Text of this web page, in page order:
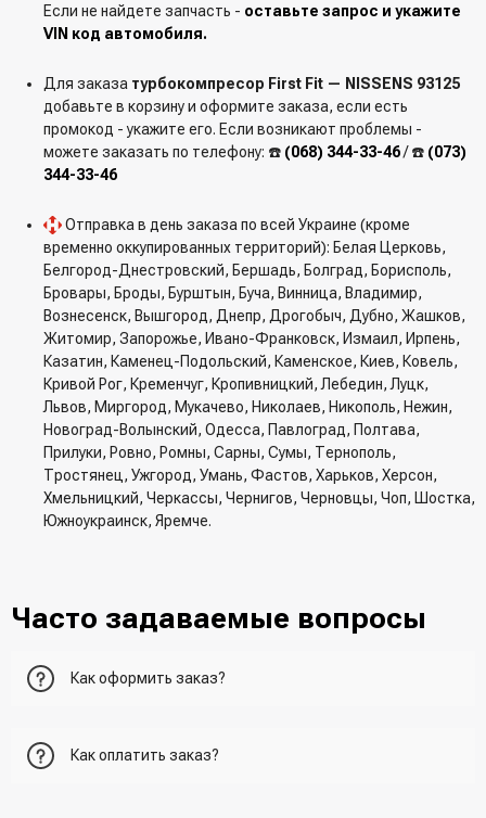
Если не найдете запчасть - оставьте запрос и укажите
VIN код автомобиля.
Для заказа турбокомпресор First Fit — NISSENS 93125
добавьте в корзину и оформите заказа, если есть
промокод - укажите его. Если возникают проблемы -
можете заказать по телефону: ☎️ (068) 344-33-46/ ☎️ (073)
344-33-46
Отправка в день заказа по всей Украине (кроме
временно оккупированных территорий): Белая Церковь,
Белгород-Днестровский, Бершадь, Болград, Борисполь,
Бровары, Броды, Бурштын, Буча, Винница, Владимир,
Вознесенск, Вышгород, Днепр, Дрогобыч, Дубно, Жашков,
Житомир, Запорожье, Ивано-Франковск, Измаил, Ирпень,
Казатин, Каменец-Подольский, Каменское, Киев, Ковель,
Кривой Рог, Кременчуг, Кропивницкий, Лебедин, Луцк,
Львов, Миргород, Мукачево, Николаев, Никополь, Нежин,
Новоград-Волынский, Одесса, Павлоград, Полтава,
Прилуки, Ровно, Ромны, Сарны, Сумы, Тернополь,
Тростянец, Ужгород, Умань, Фастов, Харьков, Херсон,
Хмельницкий, Черкассы, Чернигов, Черновцы, Чоп, Шостка,
Южноукраинск, Яремче.
Часто задаваемые вопросы
Как оформить заказ?
корзину и указать всю необходимую информацию о
Как оплатить заказ?